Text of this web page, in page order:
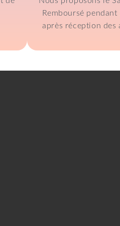
Remboursé pendant
après réception des